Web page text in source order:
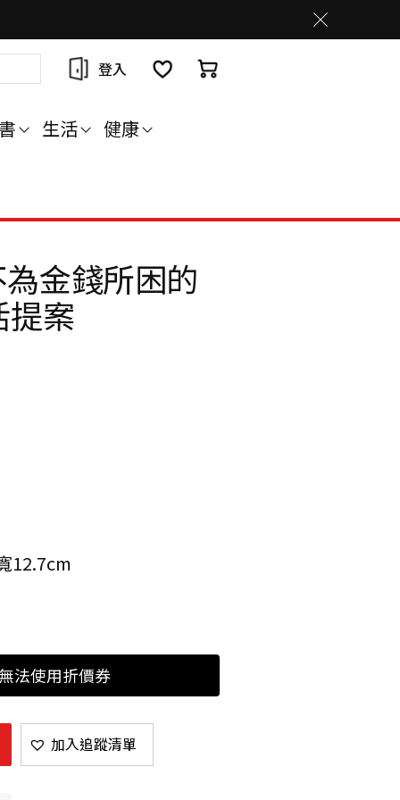
登入
生活 健康
金錢所困的
提案
12.7cm
法使用折價券
加入追蹤清單